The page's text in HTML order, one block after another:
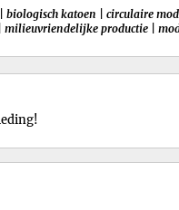
biologisch katoen circulaire
milieuvriendelijke productie